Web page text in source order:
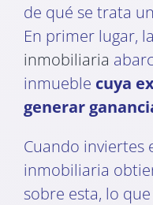
de qué se trata
En primer lugar, la
inmobiliaria
inmueble cuya
generar
Cuando inviertes
inmobiliaria
sobre esta, lo